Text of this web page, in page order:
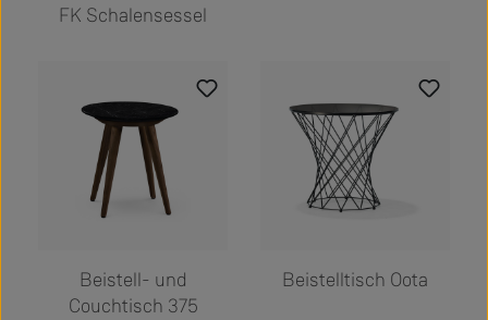
FK Schalensessel
Beistell- und
Couchtisch 375
Beistelltisch Oota